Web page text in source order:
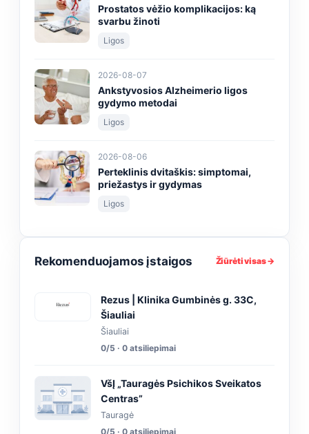
Prostatos vėžio komplikacijos: ką
svarbu žinoti
Ligos
2026-08-07
Ankstyvosios Alzheimerio ligos
gydymo metodai
Ligos
2026-08-06
Perteklinis dvitaškis: simptomai,
priežastys ir gydymas
Ligos
Rekomenduojamos įstaigos Žiūrėti visas →
Rezus | Klinika Gumbinės g. 33C,
Šiauliai
Šiauliai
0/5 · 0 atsiliepimai
VšĮ „Tauragės Psichikos Sveikatos
Centras”
Tauragė
0/5 · 0 atsiliepimai